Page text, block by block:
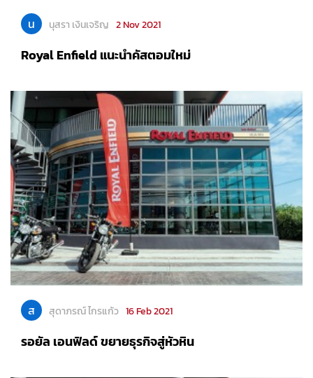
น นุสรา เงินเจริญ 2 Nov 2021
Royal Enfield แนะนำคัสตอมใหม่
ส สุดาภรณ์ ไกรแก้ว 16 Feb 2021
รอยัล เอนฟิลด์ ขยายธุรกิจสู่หัวหิน